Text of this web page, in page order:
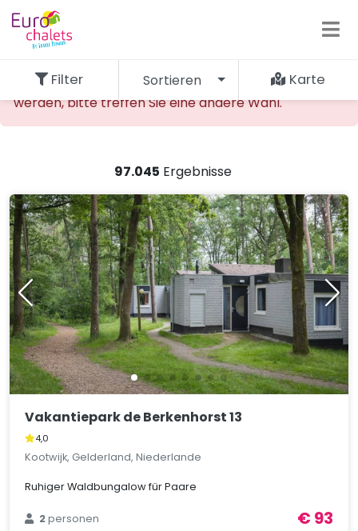
Die gewünschte Unterkunft kann nicht gefunden
werden, bitte treffen Sie eine andere Wahl.
97.045 Ergebnisse
Filter Sortieren Karte
Vakantiepark de Berkenhorst 13
4,0
Kootwijk, Gelderland, Niederlande
Ruhiger Waldbungalow für Paare
2personen
€ 93